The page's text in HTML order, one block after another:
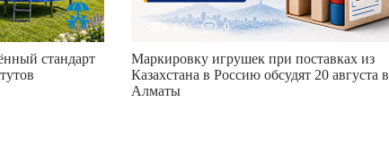
стандарт
82 0
Маркировку игрушек при поставках из
Казахстана в Россию обсудят 20 августа в
Алматы